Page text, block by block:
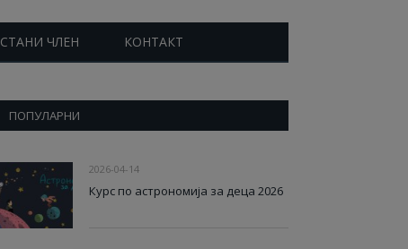
СТАНИ ЧЛЕН КОНТАКТ
ПОПУЛАРНИ
2026-04-14
Курс по астрономија за деца 2026